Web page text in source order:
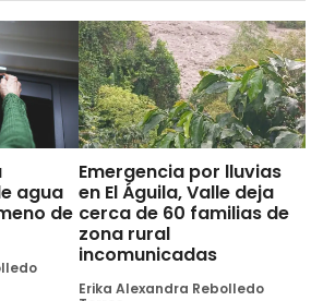
agua
de
Emergencia por lluvias
en El Águila, Valle deja
cerca de 60 familias de
zona rural
incomunicadas
Erika Alexandra Rebolledo